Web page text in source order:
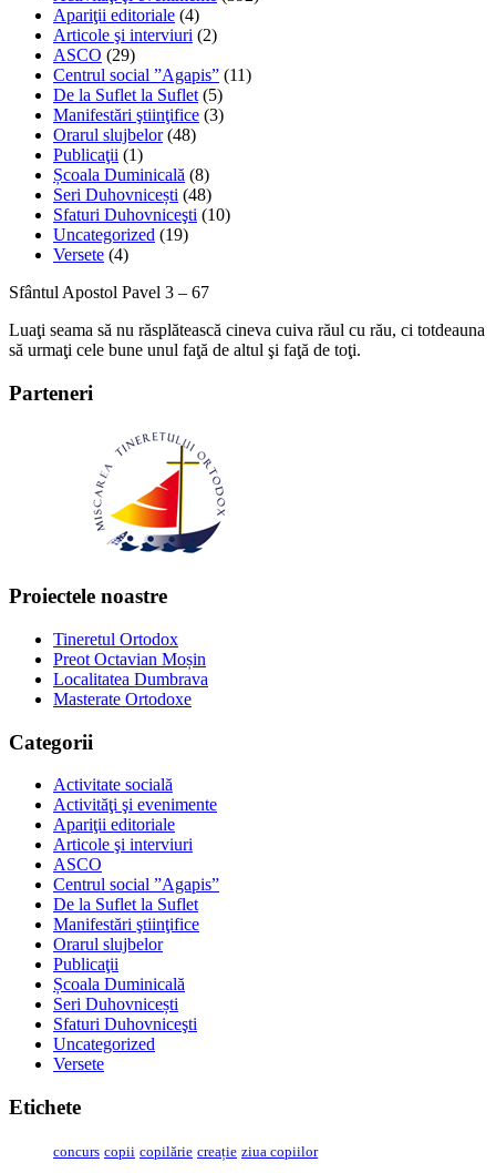
Apariţii editoriale (4)
Articole şi interviuri (2)
ASCO (29)
Centrul social ”Agapis” (11)
De la Suflet la Suflet (5)
Manifestări ştiinţifice (3)
Orarul slujbelor(48)
Publicaţii (1)
Școala Duminicală (8)
Seri Duhovnicești (48)
Sfaturi Duhovniceşti (10)
Uncategorized (19)
Versete (4)
Sfântul Apostol Pavel 3 – 67
Luaţi seama să nu răsplătească cineva cuiva răul cu rău, ci totdeauna
să urmaţi cele bune unul faţă de altul şi faţă de toţi.
Parteneri
Proiectele noastre
Tineretul Ortodox
Preot Octavian Moșin
Localitatea Dumbrava
Masterate Ortodoxe
Categorii
Activitate socială
Activităţi şi evenimente
Apariţii editoriale
Articole şi interviuri
ASCO
Centrul social ”Agapis”
De la Suflet la Suflet
Manifestări ştiinţifice
Orarul slujbelor
Publicaţii
Școala Duminicală
Seri Duhovnicești
Sfaturi Duhovniceşti
Uncategorized
Versete
Etichete
concurs copii copilărie creație ziua copiilor